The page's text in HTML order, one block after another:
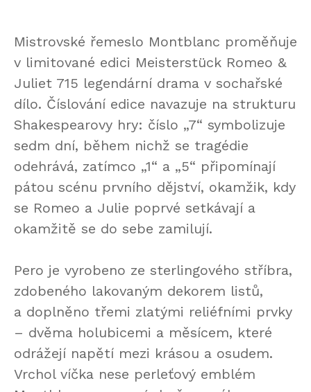
Mistrovské řemeslo Montblanc proměňuje
v limitované edici Meisterstück Romeo &
Juliet 715 legendární drama v sochařské
dílo. Číslování edice navazuje na strukturu
Shakespearovy hry: číslo „7“ symbolizuje
sedm dní, během nichž se tragédie
odehrává, zatímco „1“ a „5“ připomínají
pátou scénu prvního dějství, okamžik, kdy
se Romeo a Julie poprvé setkávají a
okamžitě se do sebe zamilují.
Pero je vyrobeno ze sterlingového stříbra,
zdobeného lakovaným dekorem listů,
a doplněno třemi zlatými reliéfními prvky
– dvěma holubicemi a měsícem, které
odrážejí napětí mezi krásou a osudem.
Vrchol víčka nese perleťový emblém